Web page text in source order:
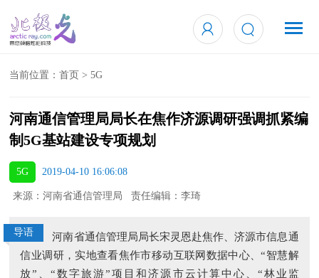
当前位置：首页 >5G
河南通信管理局局长在焦作济源调研强调抓紧编
制5G基站建设专项规划
5G 2019-04-10 16:06:08
来源：河南省通信管理局 责任编辑：李琦
导语
河南省通信管理局局长宋灵恩赴焦作、济源市信息通
信业调研，实地查看焦作市移动互联网数据中心、“智慧解
放”、“数字旅游”项目和济源市云计算中心、“林业监